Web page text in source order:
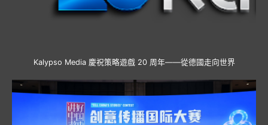
Kalypso Media 慶祝策略遊戲 20 周年——從德國走向世界